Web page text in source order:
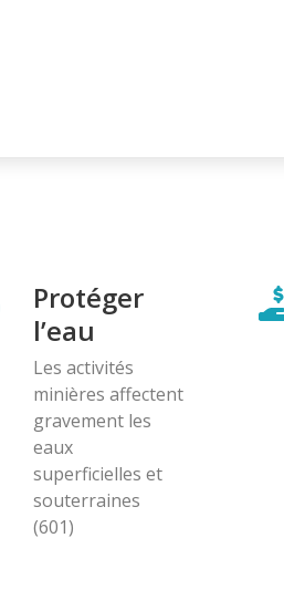
Protéger
l’eau
Les activités
minières affectent
gravement les
eaux
superficielles et
souterraines
(601)